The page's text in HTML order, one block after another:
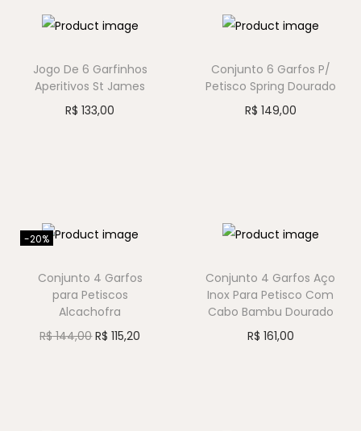
Jogo De 6 Garfinhos
Aperitivos St James
R$ 133,00
Conjunto 6 Garfos P/
Petisco Spring Dourado
R$ 149,00
-20%
Conjunto 4 Garfos
para Petiscos
Alcachofra
R$144,00 R$ 115,20
Conjunto 4 Garfos Aço
Inox Para Petisco Com
Cabo Bambu Dourado
R$ 161,00